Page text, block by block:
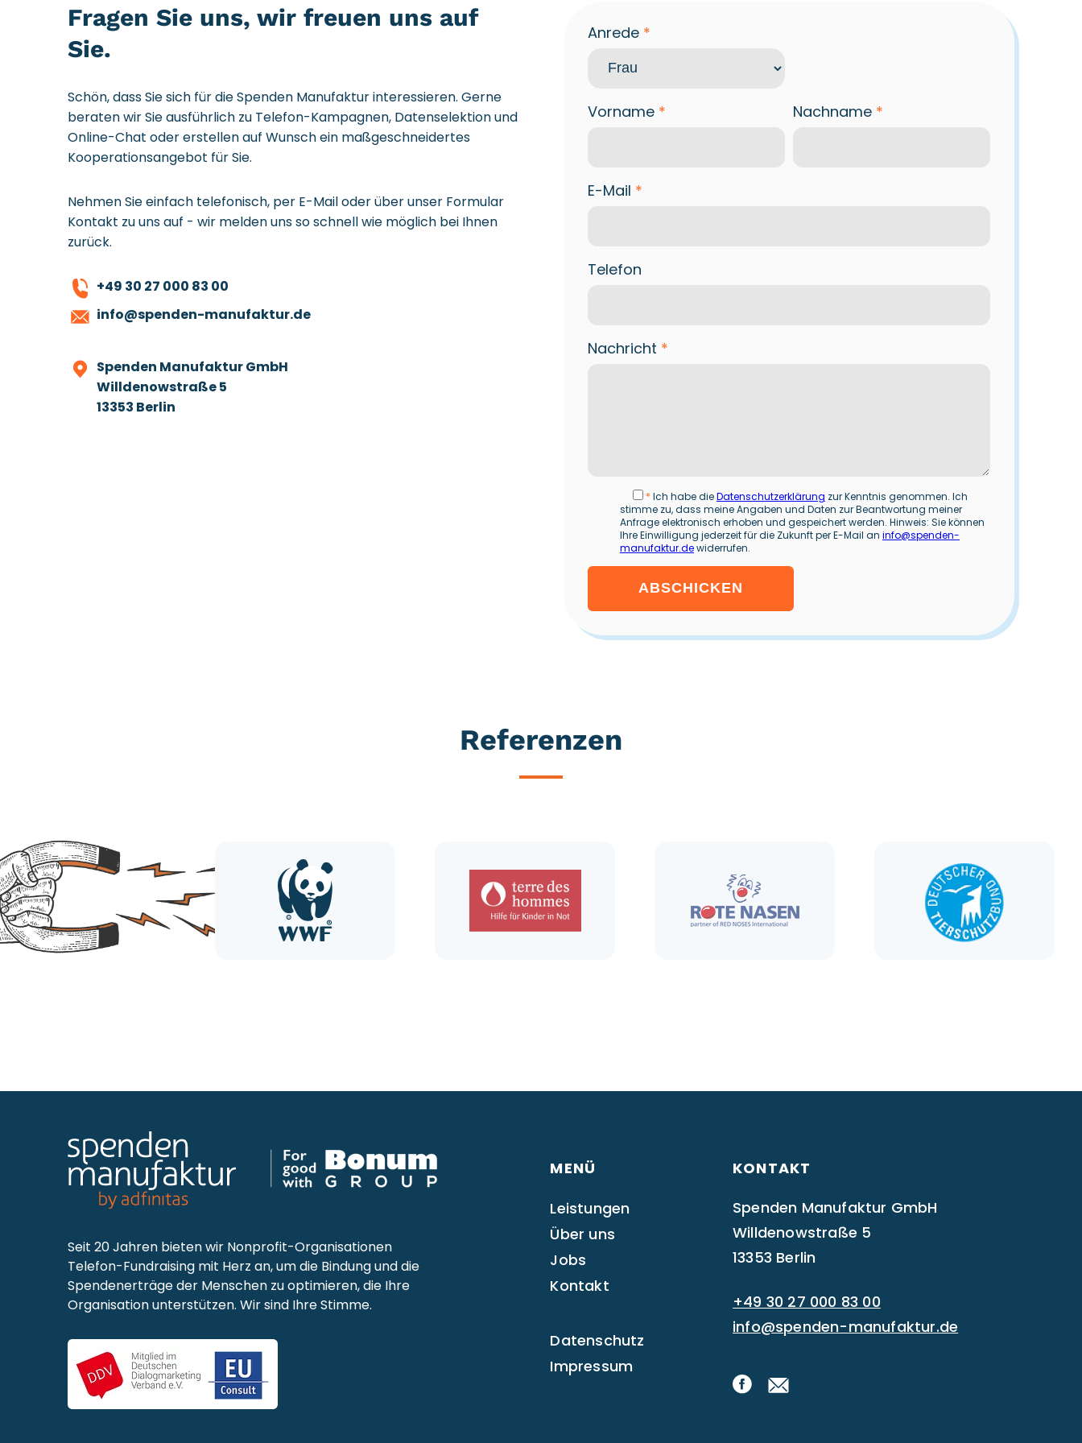
Fragen Sie uns, wir freuen uns auf
Sie.
Schön, dass Sie sich für die Spenden Manufaktur interessieren. Gerne
beraten wir Sie ausführlich zu Telefon-Kampagnen, Datenselektion und
Online-Chat oder erstellen auf Wunsch ein maßgeschneidertes
Kooperationsangebot für Sie.
Nehmen Sie einfach telefonisch, per E-Mail oder über unser Formular
Kontakt zu uns auf - wir melden uns so schnell wie möglich bei Ihnen
zurück.
+49 30 27 000 83 00
info@spenden-manufaktur.de​
Spenden Manufaktur GmbH
Willdenowstraße 5
13353 Berlin
Anrede *
Vorname * Nachname *
E-Mail *
Telefon
Nachricht *
* Ich habe dieDatenschutzerklärung zur Kenntnis genommen. Ich
stimme zu, dass meine Angaben und Daten zur Beantwortung meiner
Anfrage elektronisch erhoben und gespeichert werden. Hinweis: Sie können
Ihre Einwilligung jederzeit für die Zukunft per E-Mail an info@spenden-
manufaktur.dewiderrufen.
ABSCHICKEN
Referenzen
Seit 20 Jahren bieten wir Nonprofit-Organisationen
Telefon-Fundraising mit Herz an, um die Bindung und die
Spendenerträge der Menschen zu optimieren, die Ihre
Organisation unterstützen. Wir sind Ihre Stimme.
MENÜ
Leistungen
Über uns
Jobs
Kontakt
Datenschutz
Impressum
KONTAKT
Spenden Manufaktur GmbH
Willdenowstraße 5
13353 Berlin
+49 30 27 000 83 00
info@spenden-manufaktur.de